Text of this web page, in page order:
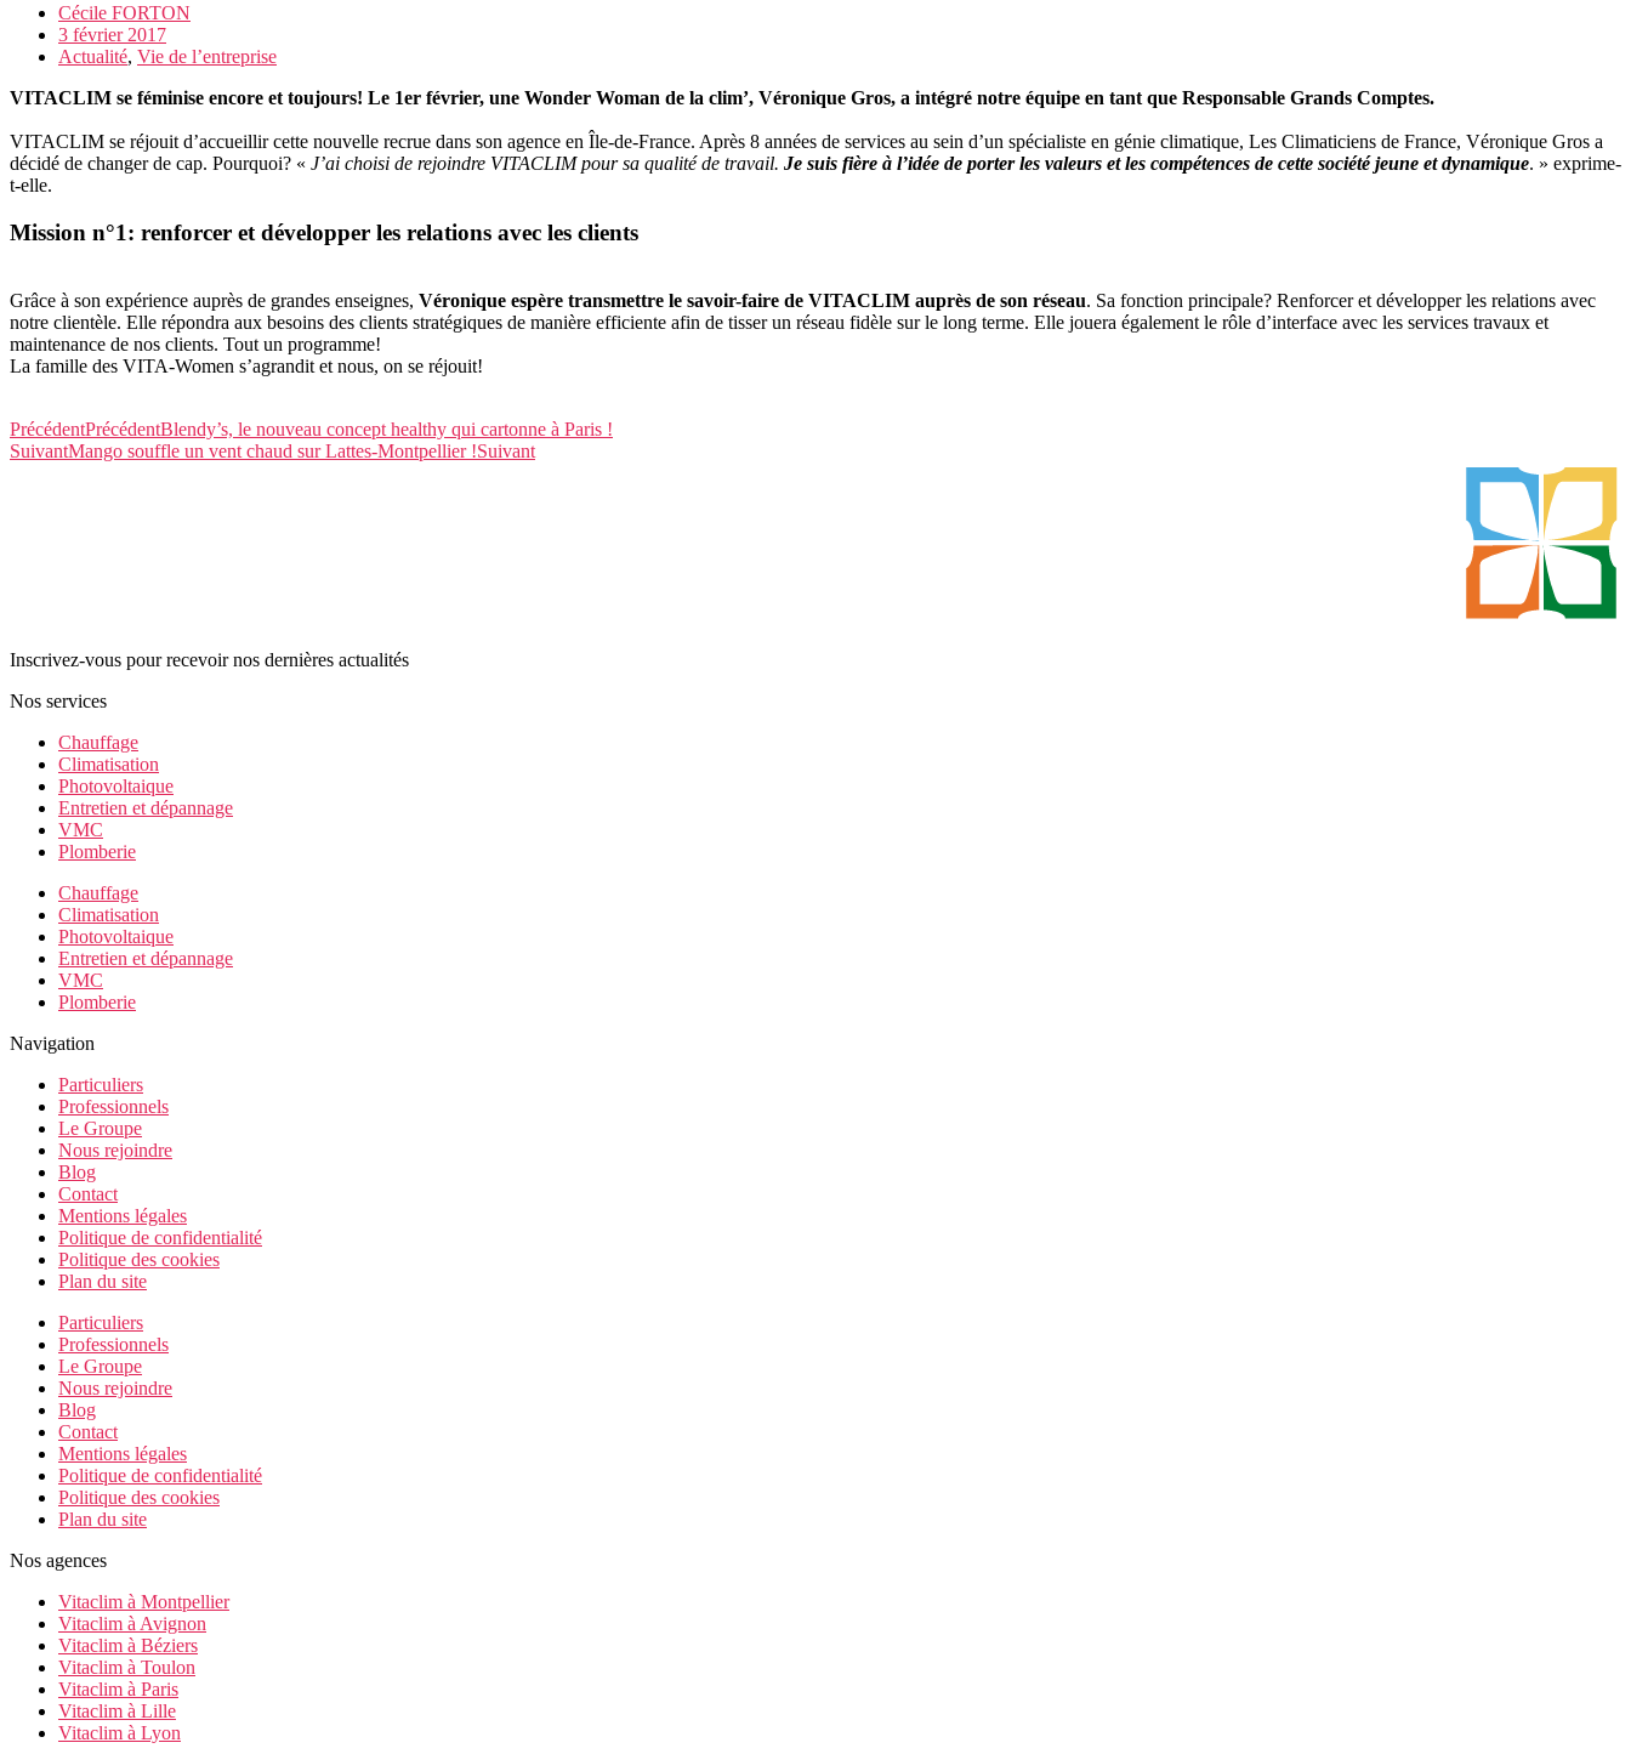
Cécile FORTON
3 février 2017
Actualité, Vie de l’entreprise
VITACLIM se féminise encore et toujours! Le 1er février, une Wonder Woman de la clim’, Véronique Gros, a intégré notre équipe en tant que Responsable Grands Comptes.
VITACLIM se réjouit d’accueillir cette nouvelle recrue dans son agence en Île-de-France. Après 8 années de services au sein d’un spécialiste en génie climatique, Les Climaticiens de France, Véronique Gros a
décidé de changer de cap. Pourquoi? « J’ai choisi de rejoindre VITACLIM pour sa qualité de travail. Je suis fière à l’idée de porter les valeurs et les compétences de cette société jeune et dynamique. » exprime-
t-elle.
Mission n°1: renforcer et développer les relations avec les clients
Grâce à son expérience auprès de grandes enseignes, Véronique espère transmettre le savoir-faire de VITACLIM auprès de son réseau. Sa fonction principale? Renforcer et développer les relations avec
notre clientèle. Elle répondra aux besoins des clients stratégiques de manière efficiente afin de tisser un réseau fidèle sur le long terme. Elle jouera également le rôle d’interface avec les services travaux et
maintenance de nos clients. Tout un programme!
La famille des VITA-Women s’agrandit et nous, on se réjouit!
PrécédentPrécédentBlendy’s, le nouveau concept healthy qui cartonne à Paris !
SuivantMango souffle un vent chaud sur Lattes-Montpellier !Suivant
Inscrivez-vous pour recevoir nos dernières actualités
Nos services
Chauffage
Climatisation
Photovoltaique
Entretien et dépannage
VMC
Plomberie
Chauffage
Climatisation
Photovoltaique
Entretien et dépannage
VMC
Plomberie
Navigation
Particuliers
Professionnels
Le Groupe
Nous rejoindre
Blog
Contact
Mentions légales
Politique de confidentialité
Politique des cookies
Plan du site
Particuliers
Professionnels
Le Groupe
Nous rejoindre
Blog
Contact
Mentions légales
Politique de confidentialité
Politique des cookies
Plan du site
Nos agences
Vitaclim à Montpellier
Vitaclim à Avignon
Vitaclim à Béziers
Vitaclim à Toulon
Vitaclim à Paris
Vitaclim à Lille
Vitaclim à Lyon